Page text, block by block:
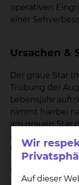
operativen
einer
Ursachen &
Der graue Star
Trübung der
Lebensjahr
nimmt hierbei
am grauen Star
operativen
einer
Ursachen
Wir
Auf dieser